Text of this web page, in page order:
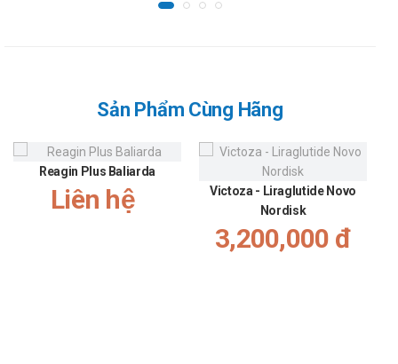
Sản Phẩm Cùng Hãng
Reagin Plus Baliarda
Liên hệ
Victoza - Liraglutide Novo
Nordisk
3,200,000 đ